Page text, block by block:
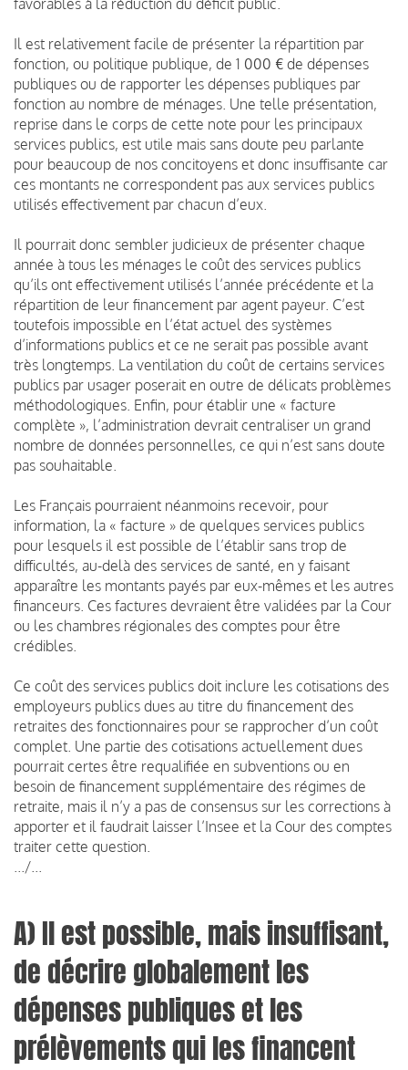
Il est relativement facile de présenter la répartition par
fonction, ou politique publique, de 1 000 € de dépenses
publiques ou de rapporter les dépenses publiques par
fonction au nombre de ménages. Une telle présentation,
reprise dans le corps de cette note pour les principaux
services publics, est utile mais sans doute peu parlante
pour beaucoup de nos concitoyens et donc insuffisante car
ces montants ne correspondent pas aux services publics
utilisés effectivement par chacun d’eux.
Il pourrait donc sembler judicieux de présenter chaque
année à tous les ménages le coût des services publics
qu’ils ont effectivement utilisés l’année précédente et la
répartition de leur financement par agent payeur. C’est
toutefois impossible en l’état actuel des systèmes
d’informations publics et ce ne serait pas possible avant
très longtemps. La ventilation du coût de certains services
publics par usager poserait en outre de délicats problèmes
méthodologiques. Enfin, pour établir une « facture
complète », l’administration devrait centraliser un grand
nombre de données personnelles, ce qui n’est sans doute
pas souhaitable.
Les Français pourraient néanmoins recevoir, pour
information, la « facture » de quelques services publics
pour lesquels il est possible de l’établir sans trop de
difficultés, au-delà des services de santé, en y faisant
apparaître les montants payés par eux-mêmes et les autres
financeurs. Ces factures devraient être validées par la Cour
ou les chambres régionales des comptes pour être
crédibles.
Ce coût des services publics doit inclure les cotisations des
employeurs publics dues au titre du financement des
retraites des fonctionnaires pour se rapprocher d’un coût
complet. Une partie des cotisations actuellement dues
pourrait certes être requalifiée en subventions ou en
besoin de financement supplémentaire des régimes de
retraite, mais il n’y a pas de consensus sur les corrections à
apporter et il faudrait laisser l’Insee et la Cour des comptes
traiter cette question.
.../...
A) Il est possible, mais insuffisant,
de décrire globalement les
dépenses publiques et les
prélèvements qui les financent